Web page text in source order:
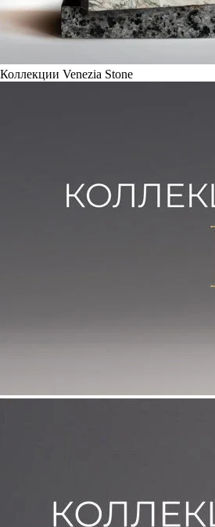
Коллекции Venezia Stone